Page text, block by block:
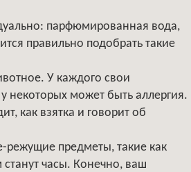
парфюмированная вода,
правильно подобрать такие
У каждого свои
некоторых может быть аллергия.
как взятка и говорит об
режущие предметы, такие как
часы. Конечно, ваш